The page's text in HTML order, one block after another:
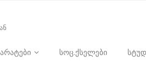
სოც.ქსელები